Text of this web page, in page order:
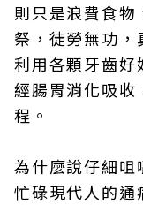
則只是浪費食物
祭，徒勞無功，
利用各顆牙齒好
經腸胃消化吸收
程。
為什麼說仔細咀
忙碌現代人的通